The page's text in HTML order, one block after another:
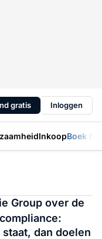
gratis Inloggen
InkoopBoek
Group over de
dan doelen